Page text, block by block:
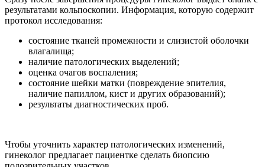
результатами кольпоскопии. Информация, которую содержит
протокол исследования:
состояние тканей промежности и слизистой оболочки
влагалища;
наличие патологических выделений;
оценка очагов воспаления;
состояние шейки матки (повреждение эпителия,
наличие папиллом, кист и других образований);
результаты диагностических проб.
Чтобы уточнить характер патологических изменений,
гинеколог предлагает пациентке сделать биопсию